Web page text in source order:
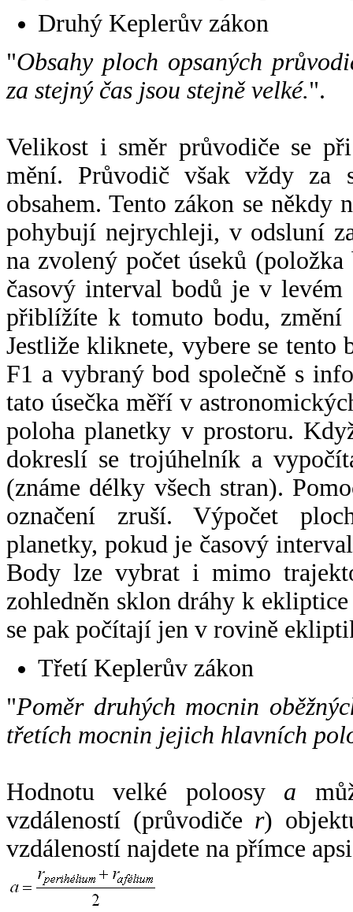
Druhý Keplerův zákon
"Obsahy ploch opsaných
za stejný čas jsou stejně velké.".
Velikost i směr průvodiče se
mění. Průvodič však vždy za
obsahem. Tento zákon se někdy
pohybují nejrychleji, v odsluní
na zvolený počet úseků
časový interval bodů je v
přiblížíte k tomuto bodu,
Jestliže kliknete, vybere se tento
F1 a vybraný bod společně s
tato úsečka měří v
poloha planetky v prostoru.
dokreslí se trojúhelník a
(známe délky všech stran).
označení zruší. Výpočet
planetky, pokud je časový
Body lze vybrat i mimo
zohledněn sklon dráhy k
se pak počítají jen v rovině
Třetí Keplerův zákon
"Poměr druhých mocnin
třetích mocnin jejich hlavních
Hodnotu velké poloosy a
vzdáleností (průvodiče r)
vzdáleností najdete na přímce